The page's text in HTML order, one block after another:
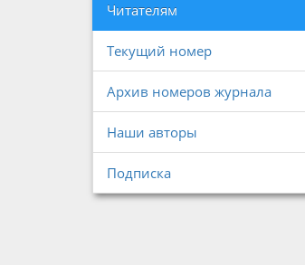
Читателям
Текущий номер
Архив номеров журнала
Наши авторы
Подписка